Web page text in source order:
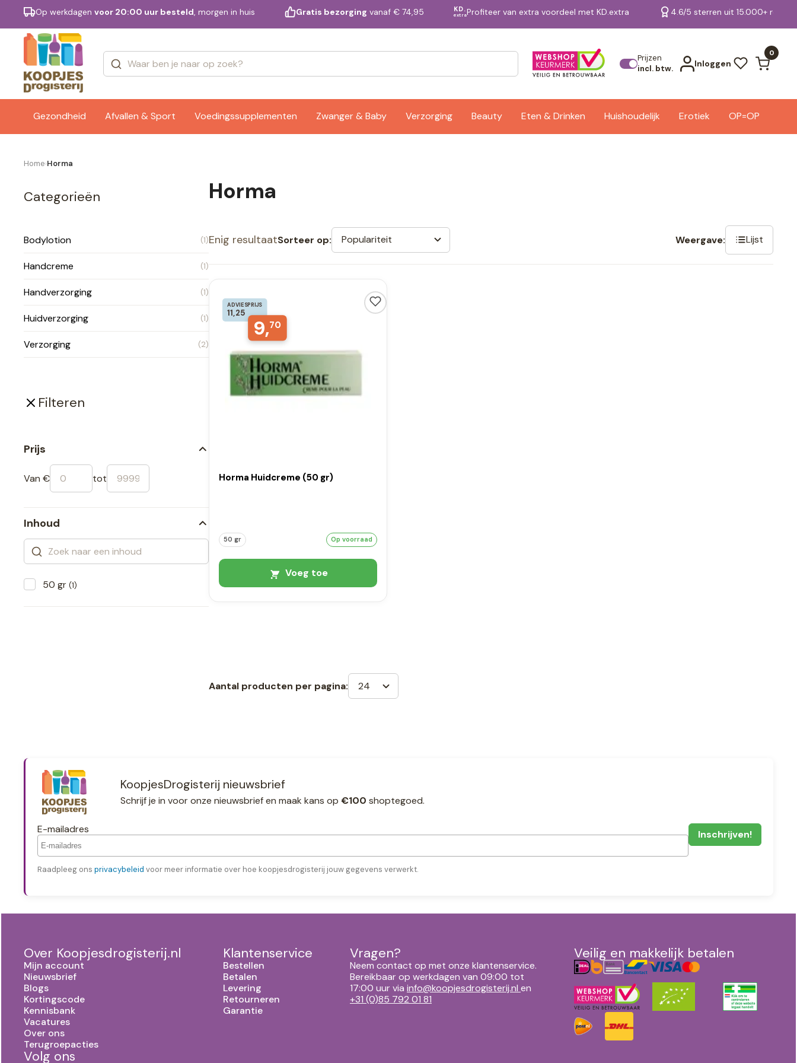
Op werkdagen voor 20:00 uur besteld, morgen in huis Gratis bezorging vanaf € 74,95 KD.
extraProfiteer van extra voordeel met KD.extra 4.6/5 sterren uit 15.000+
Prijzen
incl. btw.
Inloggen
0
Gezondheid Afvallen & Sport Voedingssupplementen Zwanger & Baby Verzorging Beauty Eten & Drinken Huishoudelijk Erotiek OP=OP
Merken Bekijk alle resultaten
Home›Horma
Categorieën
Bodylotion (1)
Handcreme (1)
Handverzorging (1)
Huidverzorging (1)
Verzorging (2)
Filteren
Prijs
Van € tot
Inhoud
50 gr (1)
Horma
Enig resultaatSorteer op: Populariteit Weergave: Lijst
ADVIESPRIJS
11,25
9,70
Horma Huidcreme (50 gr)
50 gr Op voorraad
Voeg toe
Aantal producten per pagina: 24
KoopjesDrogisterij nieuwsbrief
Schrijf je in voor onze nieuwsbrief en maak kans op €100 shoptegoed.
E-mailadres
Raadpleeg ons privacybeleid voor meer informatie over hoe koopjesdrogisterij jouw gegevens verwerkt.
Over Koopjesdrogisterij.nl
Mijn account
Nieuwsbrief
Blogs
Kortingscode
Kennisbank
Vacatures
Over ons
Terugroepacties
Volg ons
Klantenservice
Bestellen
Betalen
Levering
Retourneren
Garantie
Vragen?
Neem contact op met onze klantenservice.
Bereikbaar op werkdagen van 09:00 tot
17:00 uur via info@koopjesdrogisterij.nl en
+31 (0)85 792 01 81
Veilig en makkelijk betalen